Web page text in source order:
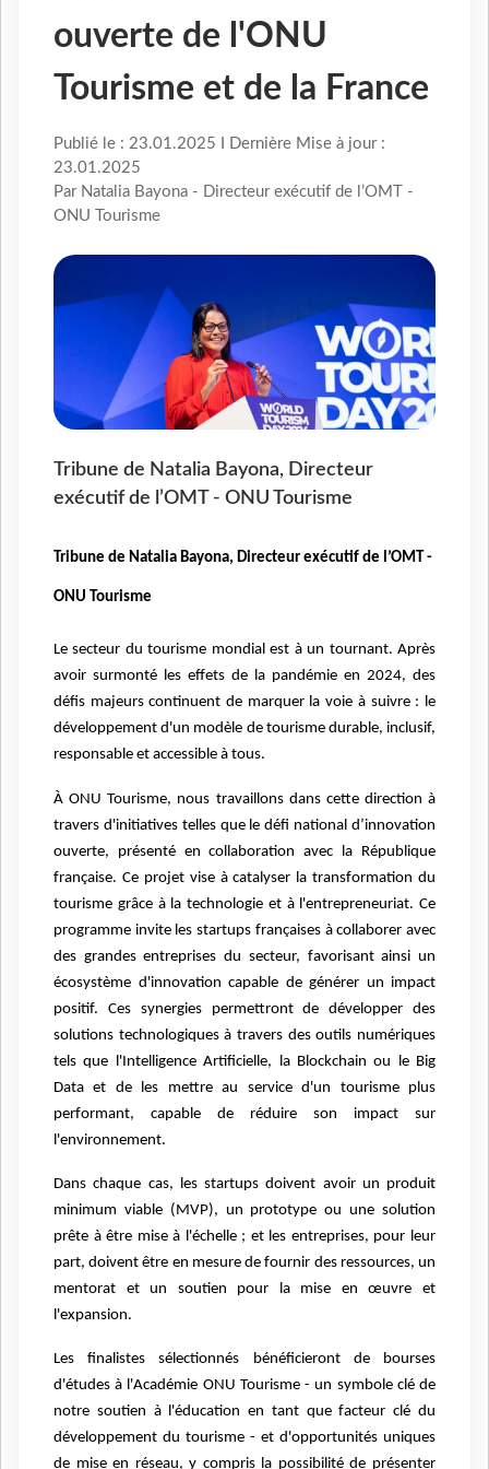
ouverte de l'ONU
Tourisme et de la France
Publié le : 23.01.2025 I Dernière Mise à jour :
23.01.2025
Par Natalia Bayona - Directeur exécutif de l’OMT -
ONU Tourisme
Tribune de Natalia Bayona, Directeur
exécutif de l’OMT - ONU Tourisme
Tribune de Natalia Bayona, Directeur exécutif de l’OMT -
ONU Tourisme
Le secteur du tourisme mondial est à un tournant. Après
avoir surmonté les effets de la pandémie en 2024, des
défis majeurs continuent de marquer la voie à suivre : le
développement d'un modèle de tourisme durable, inclusif,
responsable et accessible à tous.
À ONU Tourisme, nous travaillons dans cette direction à
travers d'initiatives telles que le défi national d’innovation
ouverte, présenté en collaboration avec la République
française. Ce projet vise à catalyser la transformation du
tourisme grâce à la technologie et à l'entrepreneuriat. Ce
programme invite les startups françaises à collaborer avec
des grandes entreprises du secteur, favorisant ainsi un
écosystème d'innovation capable de générer un impact
positif. Ces synergies permettront de développer des
solutions technologiques à travers des outils numériques
tels que l'Intelligence Artificielle, la Blockchain ou le Big
Data et de les mettre au service d'un tourisme plus
performant, capable de réduire son impact sur
l'environnement.
Dans chaque cas, les startups doivent avoir un produit
minimum viable (MVP), un prototype ou une solution
prête à être mise à l'échelle ; et les entreprises, pour leur
part, doivent être en mesure de fournir des ressources, un
mentorat et un soutien pour la mise en œuvre et
l'expansion.
Les finalistes sélectionnés bénéficieront de bourses
d'études à l'Académie ONU Tourisme - un symbole clé de
notre soutien à l'éducation en tant que facteur clé du
développement du tourisme - et d'opportunités uniques
de mise en réseau, y compris la possibilité de présenter